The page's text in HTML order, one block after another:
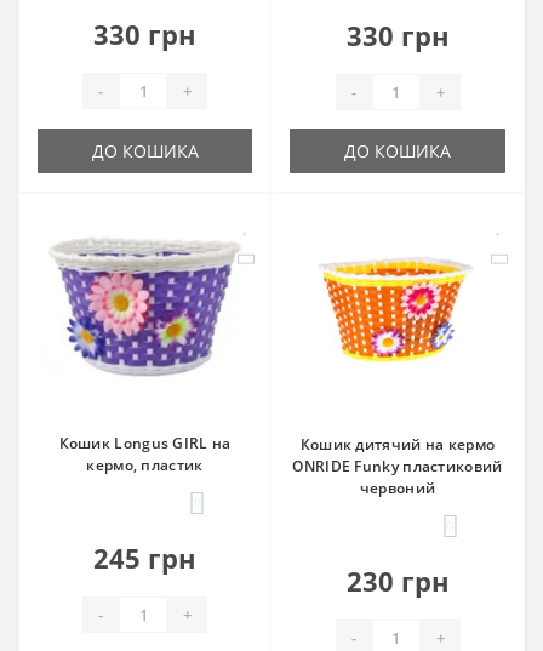
330 грн
- +
ДО КОШИКА
330 грн
- +
ДО КОШИКА
Кошик Longus GIRL на
кермо, пластик
245 грн
- +
Кошик дитячий на кермо
ONRIDE Funky пластиковий
червоний
230 грн
- +